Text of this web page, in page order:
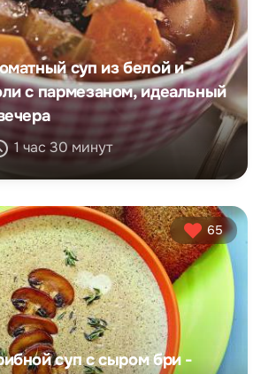
суп из белой и
с пармезаном, идеальный
1 час 30 минут
65
суп с сыром бри -